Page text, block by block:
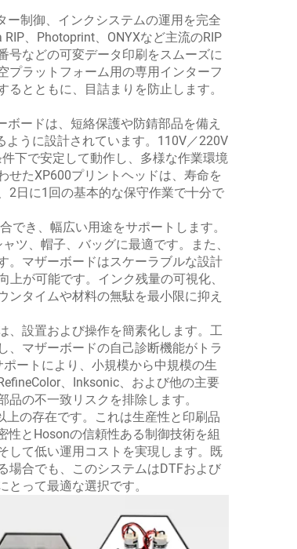
ー制御、インクシステムの運用を完全
、Photoprint、ONYXなど主流のRIP
号などの可変データ印刷をスムーズに
プラットフォーム用の専用インターフ
とともに、目詰まりを防止します。
ードは、短絡保護や防錆部品を備え
うに設計されています。110V／220V
下で安定して動作し、多様な作業環境
せたXP600プリントヘッドは、寿命を
2日に1回の基本的な保守作業で十分で
き、幅広い用途をサポートします。
ツ、帽子、バッグに最適です。また、
。マザーボードはスケーラブルな設計
が可能です。インク残量の可視化、
タイムや材料の無駄を最小限に抑え
、設置および操作を簡素化します。工
、マザーボードの自己診断機能がトラ
ートにより、小規模から中規模の生
、Inksonic、および他の主要
の不一致リスクを排除します。
の存在です。これは生産性と印刷品
とHosonの信頼性ある制御技術を組
して低い運用コストを実現します。既
場合でも、このシステムはDTFおよび
って最適な選択です。